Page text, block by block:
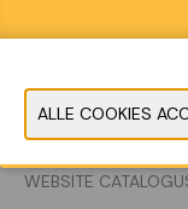
ontwikkeld voor
tijdens transport.
WEBSITE